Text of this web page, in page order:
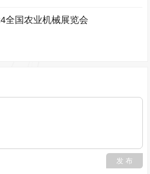
全国农业机械展览会
发 布